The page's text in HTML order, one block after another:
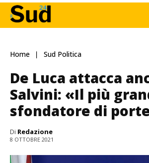
Home Sud Politica
De Luca attacca
Salvini: «Il più
sfondatore di
Di Redazione
8 OTTOBRE 2021